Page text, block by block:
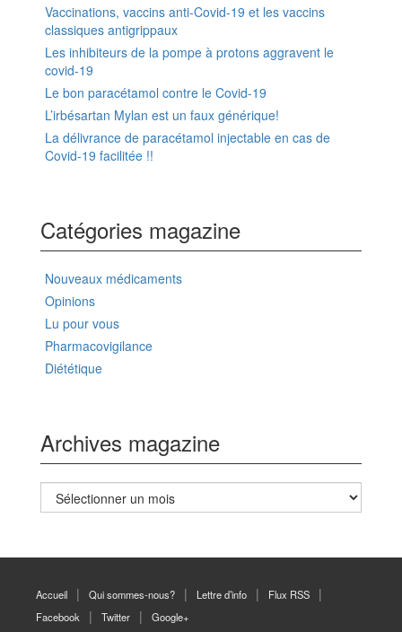
Vaccinations, vaccins anti-Covid-19 et les vaccins
classiques antigrippaux
Les inhibiteurs de la pompe à protons aggravent le
covid-19
Le bon paracétamol contre le Covid-19
L’irbésartan Mylan est un faux générique!
La délivrance de paracétamol injectable en cas de
Covid-19 facilitée !!
Catégories magazine
Nouveaux médicaments
Opinions
Lu pour vous
Pharmacovigilance
Diététique
Archives magazine
Archives
magazine
Accueil Qui sommes-nous? Lettre d’info
Flux RSS
Facebook
Twitter Google+